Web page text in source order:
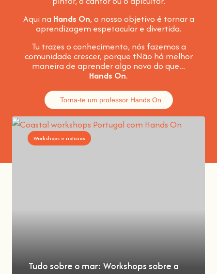
Aqui na Hands On, o nosso objetivo é tornar a
aprendizagem espetacular e divertida.
Tu trazes o conhecimento, nós fazemos a
comunidade crescer, porque tNão há melhor
maneira de aprender algo novo do que...
Hands On.
Torna-te um professor Hands On
Workshops e notícias
Tudo sobre o mar: Workshops sobre a